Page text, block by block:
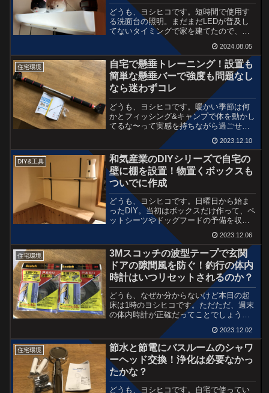
スない
どうも、ヨシヒコです。短時間で使用す
る洗面台の照明。まだまだLEDが普及し
てないタイミングで家を建てたので、至
る所の電気はグローを必要とする蛍光灯
や丸型蛍光灯ばかり。銀次郎が高齢とな
り、就寝時も点灯させたままの電球など
は全部LEDに交換済み...
2024.08.05
住宅環境
自宅で懸垂トレーニング！設置も
簡単な懸垂バーで強度も問題なし
なら迷わずコレ
どうも、ヨシヒコです。暖かい季節は何
かとフィッシング&キャンプで体を動かし
てるな〜って実感を持ちながら過ごせる
んだけど、寒くなってくると外で過ごす
時間は急激に減りますね。最近の休日は
自宅にいる時間も長くなり運動不足も感
じます。なんか身体動か...
2023.12.10
DIY&工具
和気産業のDIYシリーズで自宅の
壁に棚を設置！物置くボックスも
ついでに作成
どうも、ヨシヒコです。日曜日から始ま
ったDIY。当初はボックスだけ作って、ペ
ットシーツやドッグフードの予備を収納
できたら良いなと思ってたんだけど、エ
アコン下のデッドスペースも有効活用で
きる？そう思ってAmazonで部品だけ注
文。でも、到着が...
2023.12.06
住宅環境
3Mスコッチの波型テープで玄関
ドアの隙間風を防ぐ！釣行の体内
時計はいつリセットされるのか？
どうも、なぜか分からないけど本日の起
床は1時のヨシヒコです。ただただ、週末
の体内時計が正確だってことでしょう
か。。。めちゃくちゃ珍しく1日2本のブ
ログです。起床後はいつものようにコー
ヒーを淹れながらタバコを吸って、まず
は釣行のシミュレーショ...
2023.12.02
住宅環境
節水と節電にバスルームのシャワ
ーヘッド交換！浄化は必要なかっ
たかな？
どうも、ヨシヒコです。自宅で使ってい